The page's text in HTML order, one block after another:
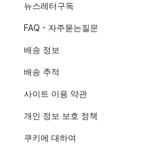
뉴스레터구독
FAQ - 자주묻는질문
배송 정보
배송 추적
사이트 이용 약관
개인 정보 보호 정책
쿠키에 대하여